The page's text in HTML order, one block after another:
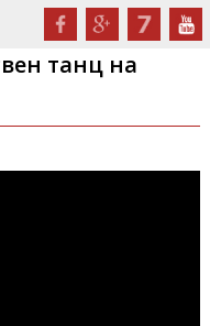
танц на